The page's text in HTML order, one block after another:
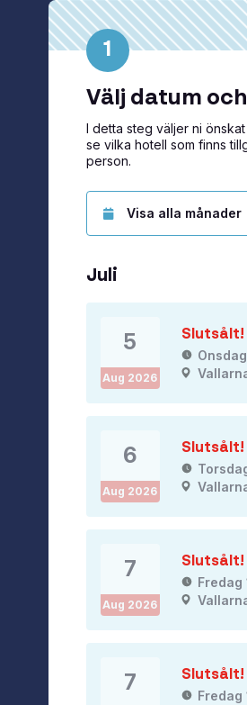
1
Välj datum
I detta steg väljer ni
se vilka hotell som finns
person.
Juli
5
Aug 2026
Slutsålt!
6
Aug 2026
Slutsålt!
7
Aug 2026
Slutsålt!
Fredag
7 Slutsålt!
Fredag